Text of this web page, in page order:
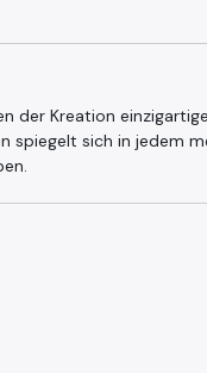
der Kreation
spiegelt sich in jedem